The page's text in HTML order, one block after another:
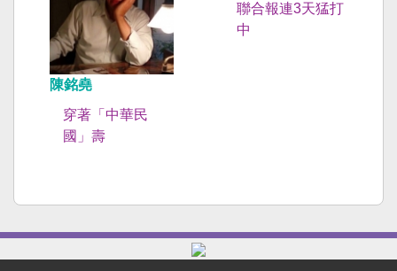
陳銘堯
穿著「中華民
國」壽
聯合報連3天猛打
中